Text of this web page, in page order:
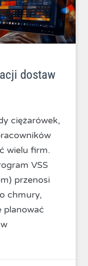
dostaw
ciężarówek,
wielu firm.
VSS
przenosi
chmury,
planować